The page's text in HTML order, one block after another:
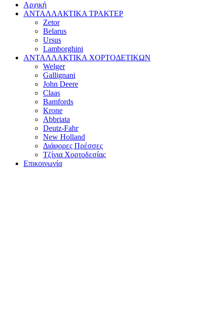
Αρχική
ΑΝΤΑΛΛΑΚΤΙΚΑ ΤΡΑΚΤΕΡ
Zetor
Belarus
Ursus
Lamborghini
ΑΝΤΑΛΛΑΚΤΙΚΑ ΧΟΡΤΟΔΕΤΙΚΩΝ
Welger
Gallignani
John Deere
Claas
Bamfords
Krone
Abbriata
Deutz-Fahr
New Holland
Διάφορες Πρέσσες
Τζίνια Χορτοδεσίας
Επικοινωνία